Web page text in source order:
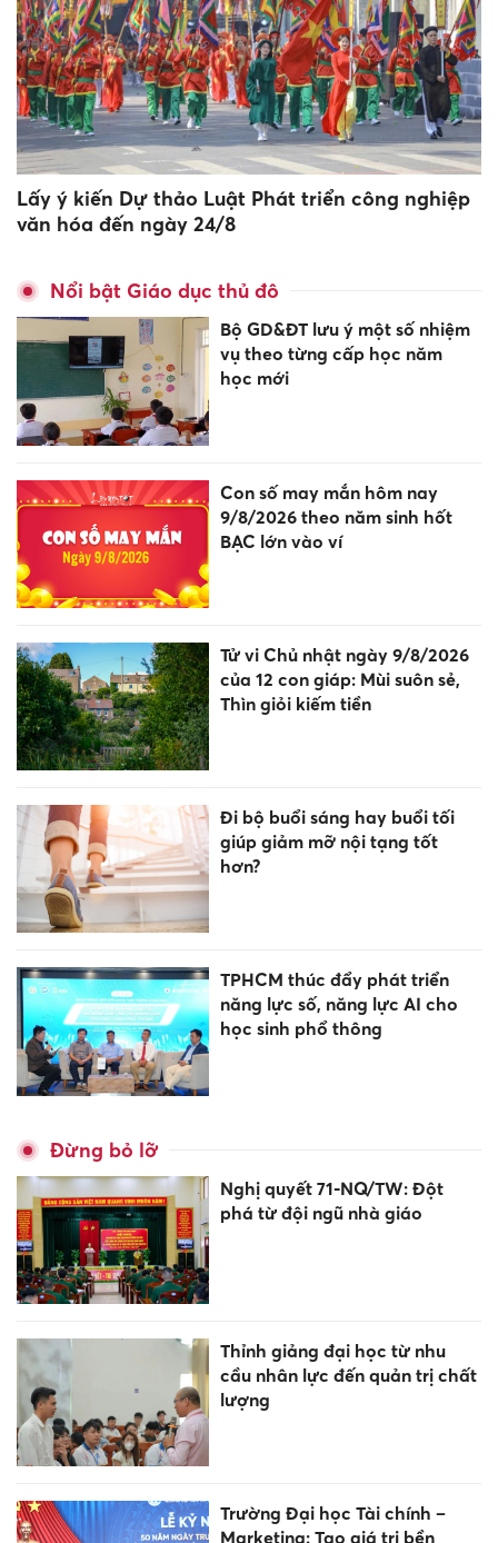
Lấy ý kiến Dự thảo Luật Phát triển công nghiệp
văn hóa đến ngày 24/8
Nổi bật Giáo dục thủ đô
Bộ GD&ĐT lưu ý một số nhiệm
vụ theo từng cấp học năm
học mới
Con số may mắn hôm nay
9/8/2026 theo năm sinh hốt
BẠC lớn vào ví
Tử vi Chủ nhật ngày 9/8/2026
của 12 con giáp: Mùi suôn sẻ,
Thìn giỏi kiếm tiền
Đi bộ buổi sáng hay buổi tối
giúp giảm mỡ nội tạng tốt
hơn?
TPHCM thúc đẩy phát triển
năng lực số, năng lực AI cho
học sinh phổ thông
Đừng bỏ lỡ
Nghị quyết 71-NQ/TW: Đột
phá từ đội ngũ nhà giáo
Thỉnh giảng đại học từ nhu
cầu nhân lực đến quản trị chất
lượng
Trường Đại học Tài chính –
Marketing: Tạo giá trị bền